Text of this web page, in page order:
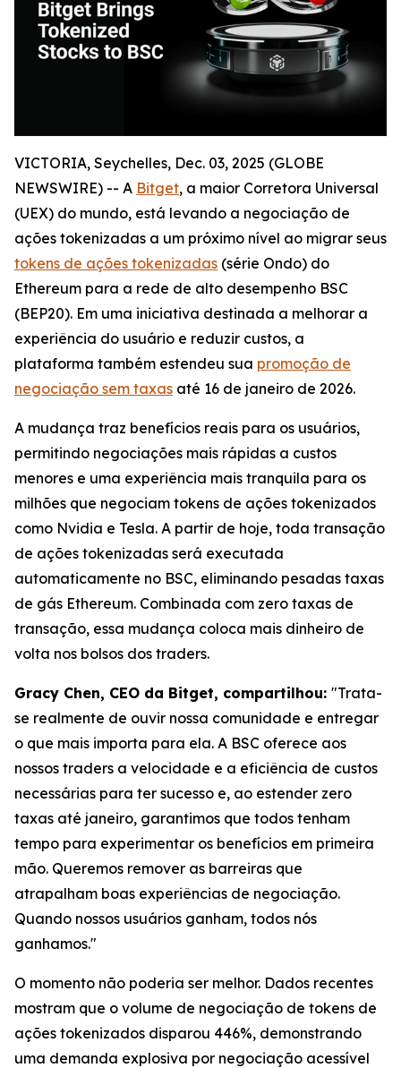
VICTORIA, Seychelles, Dec. 03, 2025 (GLOBE
NEWSWIRE) -- A Bitget, a maior Corretora Universal
(UEX) do mundo, está levando a negociação de
ações tokenizadas a um próximo nível ao migrar seus
tokens de ações tokenizadas (série Ondo) do
Ethereum para a rede de alto desempenho BSC
(BEP20). Em uma iniciativa destinada a melhorar a
experiência do usuário e reduzir custos, a
plataforma também estendeu sua promoção de
negociação sem taxas até 16 de janeiro de 2026.
A mudança traz benefícios reais para os usuários,
permitindo negociações mais rápidas a custos
menores e uma experiência mais tranquila para os
milhões que negociam tokens de ações tokenizados
como Nvidia e Tesla. A partir de hoje, toda transação
de ações tokenizadas será executada
automaticamente no BSC, eliminando pesadas taxas
de gás Ethereum. Combinada com zero taxas de
transação, essa mudança coloca mais dinheiro de
volta nos bolsos dos traders.
Gracy Chen, CEO da Bitget, compartilhou: "Trata-
se realmente de ouvir nossa comunidade e entregar
o que mais importa para ela. A BSC oferece aos
nossos traders a velocidade e a eficiência de custos
necessárias para ter sucesso e, ao estender zero
taxas até janeiro, garantimos que todos tenham
tempo para experimentar os benefícios em primeira
mão. Queremos remover as barreiras que
atrapalham boas experiências de negociação.
Quando nossos usuários ganham, todos nós
ganhamos."
O momento não poderia ser melhor. Dados recentes
mostram que o volume de negociação de tokens de
ações tokenizados disparou 446%, demonstrando
uma demanda explosiva por negociação acessível